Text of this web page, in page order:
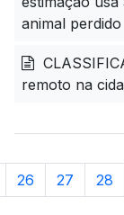
animal perdido
remoto na
26 27 28